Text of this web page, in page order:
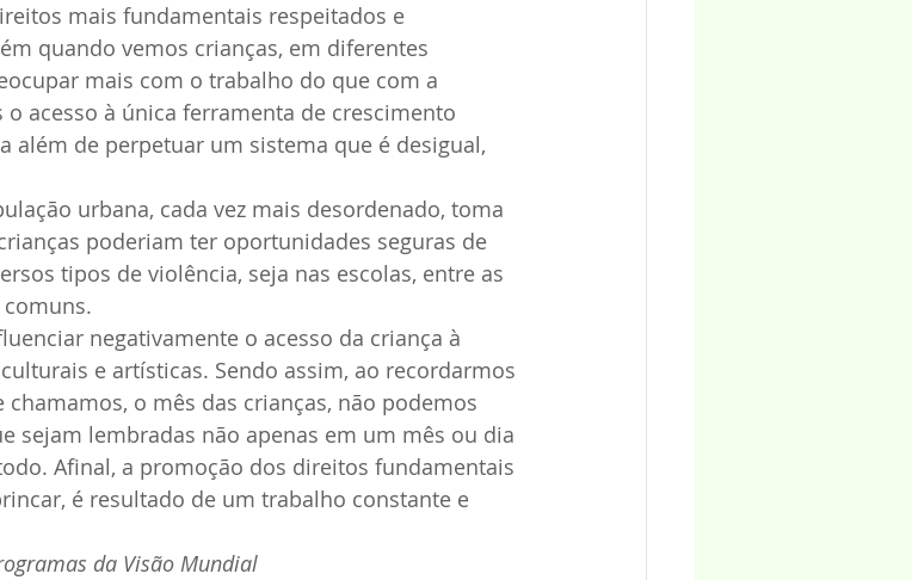
mais fundamentais respeitados e
quando vemos crianças, em diferentes
mais com o trabalho do que com a
acesso à única ferramenta de crescimento
além de perpetuar um sistema que é desigual,
urbana, cada vez mais desordenado, toma
poderiam ter oportunidades seguras de
tipos de violência, seja nas escolas, entre as
negativamente o acesso da criança à
e artísticas. Sendo assim, ao recordarmos
o mês das crianças, não podemos
sejam lembradas não apenas em um mês ou dia
Afinal, a promoção dos direitos fundamentais
é resultado de um trabalho constante e
da Visão Mundial